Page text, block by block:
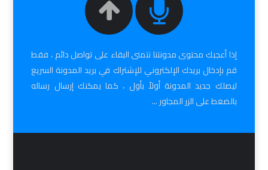
إذا أعجبك محتوى مدونتنا نتمنى البقاء على تواصل دائم ، فقط
قم بإدخال بريدك الإلكتروني للإشتراك في بريد المدونة السريع
ليصلك جديد المدونة أولاً بأول ، كما يمكنك إرسال رساله
بالضغط على الزر المجاور ...